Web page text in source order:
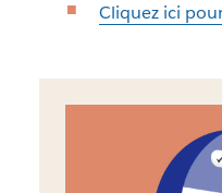
Cliquez ici